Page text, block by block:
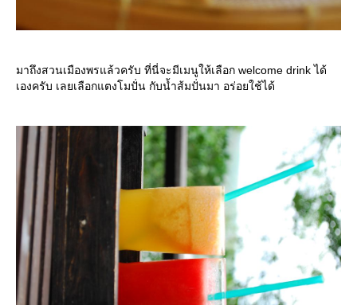
มาถึงสวนเมืองพรแล้วครับ ที่นี่จะมีเมนูให้เลือก welcome drink ได้
เองครับ เลยเลือกแตงโมปั่น กับน้ำส้มปั่นมา อร่อยใช้ได้